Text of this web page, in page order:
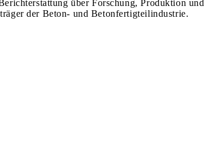
über Forschung, Produktion und
der Beton- und Betonfertigteilindustrie.